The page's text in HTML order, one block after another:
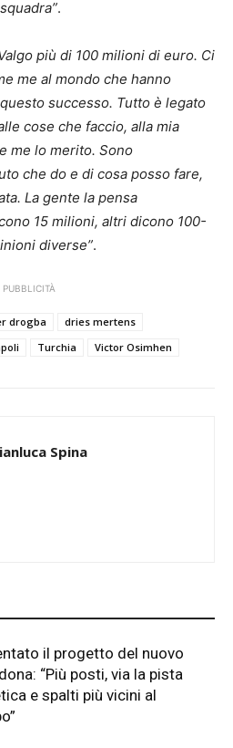
.
più di 100 milioni di euro. Ci
me al mondo che hanno
successo. Tutto è legato
cose che faccio, alla mia
me lo merito. Sono
che do e di cosa posso fare,
La gente la pensa
15 milioni, altri dicono 100-
diverse”.
PUBBLICITÀ
drogba
dries mertens
Turchia Victor Osimhen
Spina
il progetto del nuovo
“Più posti, via la pista
e spalti più vicini al